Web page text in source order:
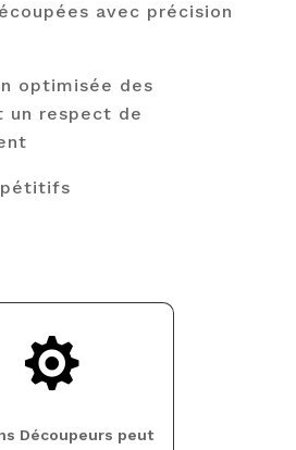
avec précision
optimisée des
un respect de

Découpeurs peut